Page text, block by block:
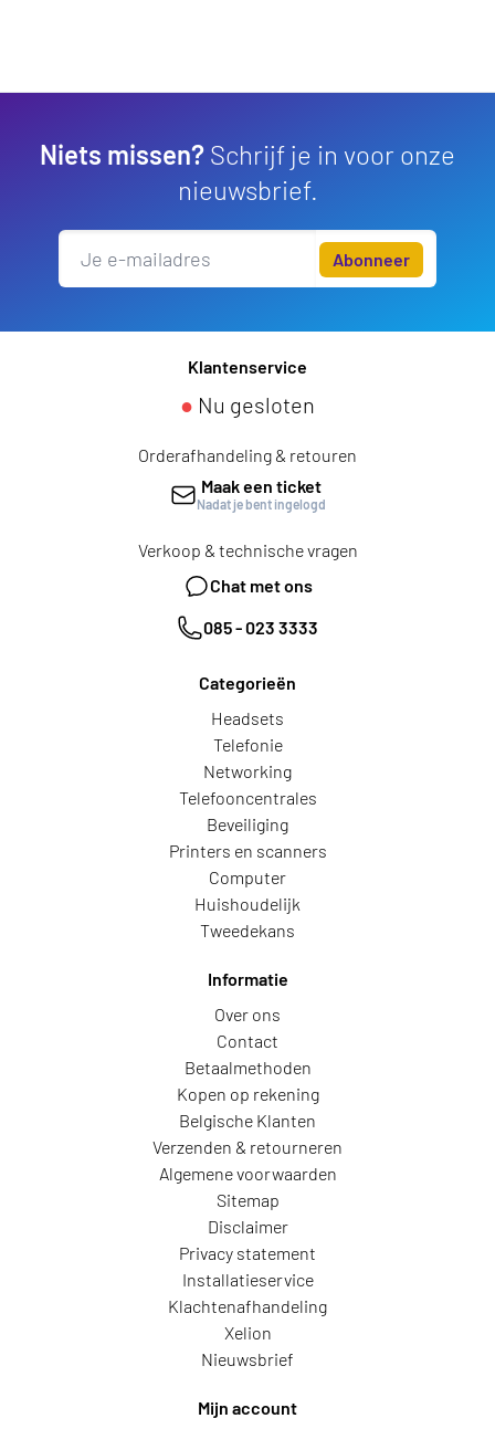
Niets missen? Schrijf je in voor onze
nieuwsbrief.
Abonneer
Klantenservice
● Nu gesloten
Orderafhandeling & retouren
Maak een ticket
Nadat je bent ingelogd
Verkoop & technische vragen
Chat met ons
085 - 023 3333
Categorieën
Headsets
Telefonie
Networking
Telefooncentrales
Beveiliging
Printers en scanners
Computer
Huishoudelijk
Tweedekans
Informatie
Over ons
Contact
Betaalmethoden
Kopen op rekening
Belgische Klanten
Verzenden & retourneren
Algemene voorwaarden
Sitemap
Disclaimer
Privacy statement
Installatieservice
Klachtenafhandeling
Xelion
Nieuwsbrief
Mijn account